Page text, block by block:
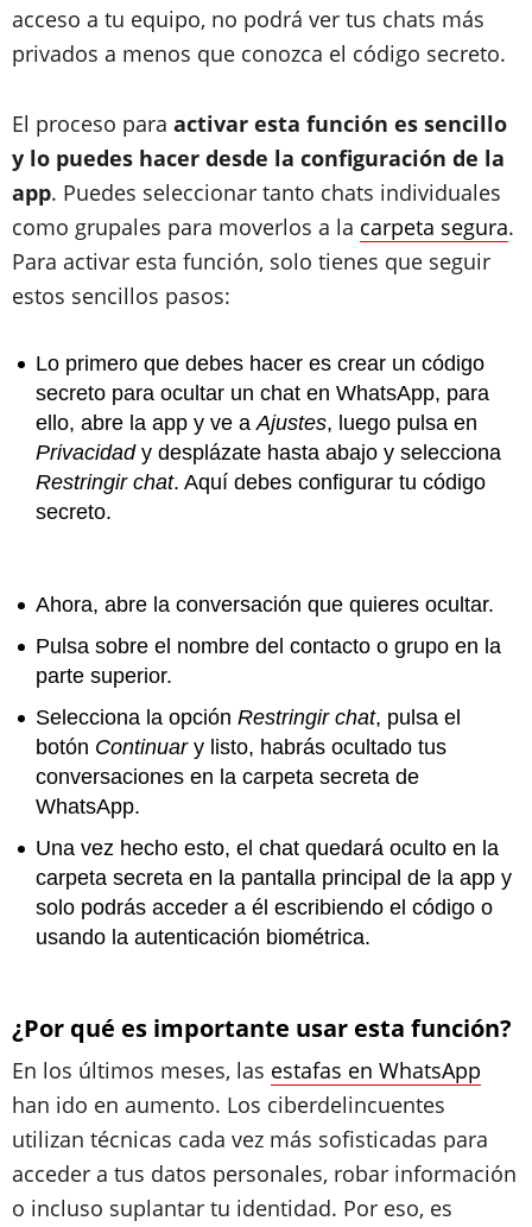
acceso a tu equipo, no podrá ver tus chats más
privados a menos que conozca el código secreto.
El proceso para activar esta función es sencillo
y lo puedes hacer desde la configuración de la
app. Puedes seleccionar tanto chats individuales
como grupales para moverlos a la carpeta segura.
Para activar esta función, solo tienes que seguir
estos sencillos pasos:
Lo primero que debes hacer es crear un código
secreto para ocultar un chat en WhatsApp, para
ello, abre la app y ve aAjustes, luego pulsa en
Privacidady desplázate hasta abajo y selecciona
Restringir chat. Aquí debes configurar tu código
secreto.
Ahora, abre la conversación que quieres ocultar.
Pulsa sobre el nombre del contacto o grupo en la
parte superior.
Selecciona la opción Restringir chat, pulsa el
botón Continuary listo, habrás ocultado tus
conversaciones en la carpeta secreta de
WhatsApp.
Una vez hecho esto, el chat quedará oculto en la
carpeta secreta en la pantalla principal de la app y
solo podrás acceder a él escribiendo el código o
usando la autenticación biométrica.
¿Por qué es importante usar esta función?
En los últimos meses, las estafas en WhatsApp
han ido en aumento. Los ciberdelincuentes
utilizan técnicas cada vez más sofisticadas para
acceder a tus datos personales, robar información
o incluso suplantar tu identidad. Por eso, es